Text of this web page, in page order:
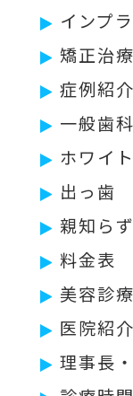
インプ
矯正治
症例紹介
一般歯科
ホワイ
出っ歯
親知らず
料金表
美容診療
医院紹介
理事長